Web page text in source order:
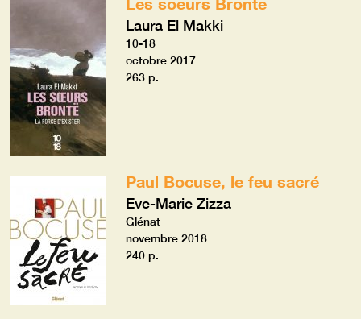
Laura El Makki
10-18
octobre 2017
263 p.
Paul Bocuse, le feu sacré
Eve-Marie Zizza
Glénat
novembre 2018
240 p.